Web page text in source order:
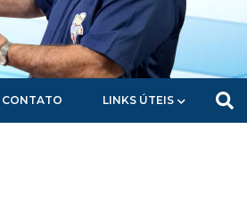
CONTATO LINKS ÚTEIS